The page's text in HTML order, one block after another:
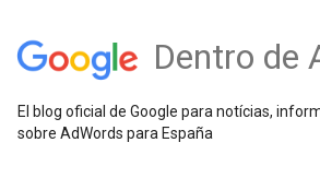
Dentro de
El blog oficial de Google para notícias,
sobre AdWords para España